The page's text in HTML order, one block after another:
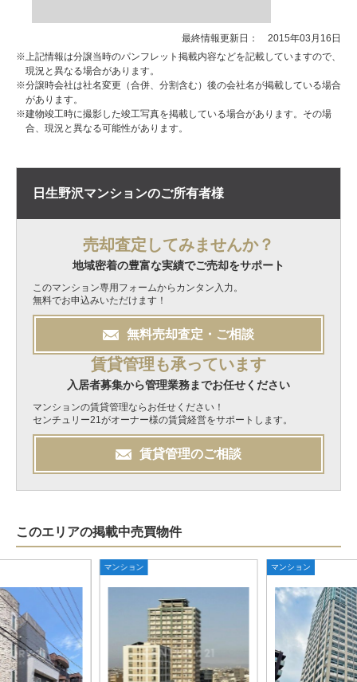
最終情報更新日： 2015年03月16日
※上記情報は分譲当時のパンフレット掲載内容などを記載していますので、
現況と異なる場合があります。
※分譲時会社は社名変更（合併、分割含む）後の会社名が掲載している場合
があります。
※建物竣工時に撮影した竣工写真を掲載している場合があります。その場
合、現況と異なる可能性があります。
日生野沢マンションのご所有者様
売却査定してみませんか？
地域密着の豊富な実績でご売却をサポート
このマンション専用フォームからカンタン入力。
無料でお申込みいただけます！
無料売却査定・ご相談
賃貸管理も承っています
入居者募集から管理業務までお任せください
マンションの賃貸管理ならお任せください！
センチュリー21がオーナー様の賃貸経営をサポートします。
賃貸管理のご相談
このエリアの掲載中売買物件
マンション マンション